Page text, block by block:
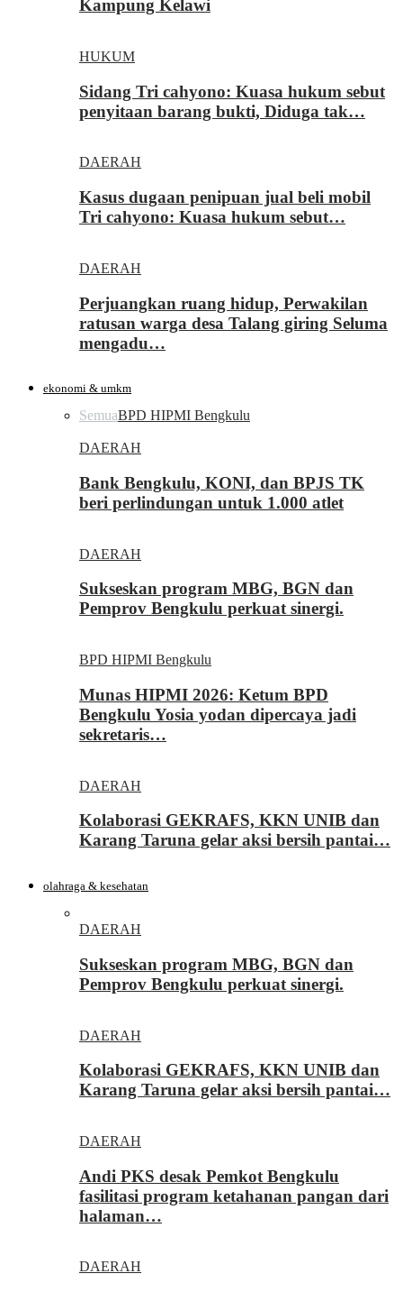
Kampung Kelawi
HUKUM
Sidang Tri cahyono: Kuasa hukum sebut
penyitaan barang bukti, Diduga tak…
DAERAH
Kasus dugaan penipuan jual beli mobil
Tri cahyono: Kuasa hukum sebut…
DAERAH
Perjuangkan ruang hidup, Perwakilan
ratusan warga desa Talang giring Seluma
mengadu…
ekonomi & umkm
SemuaBPD HIPMI Bengkulu
DAERAH
Bank Bengkulu, KONI, dan BPJS TK
beri perlindungan untuk 1.000 atlet
DAERAH
Sukseskan program MBG, BGN dan
Pemprov Bengkulu perkuat sinergi.
BPD HIPMI Bengkulu
Munas HIPMI 2026: Ketum BPD
Bengkulu Yosia yodan dipercaya jadi
sekretaris…
DAERAH
Kolaborasi GEKRAFS, KKN UNIB dan
Karang Taruna gelar aksi bersih pantai…
olahraga & kesehatan
DAERAH
Sukseskan program MBG, BGN dan
Pemprov Bengkulu perkuat sinergi.
DAERAH
Kolaborasi GEKRAFS, KKN UNIB dan
Karang Taruna gelar aksi bersih pantai…
DAERAH
Andi PKS desak Pemkot Bengkulu
fasilitasi program ketahanan pangan dari
halaman…
DAERAH